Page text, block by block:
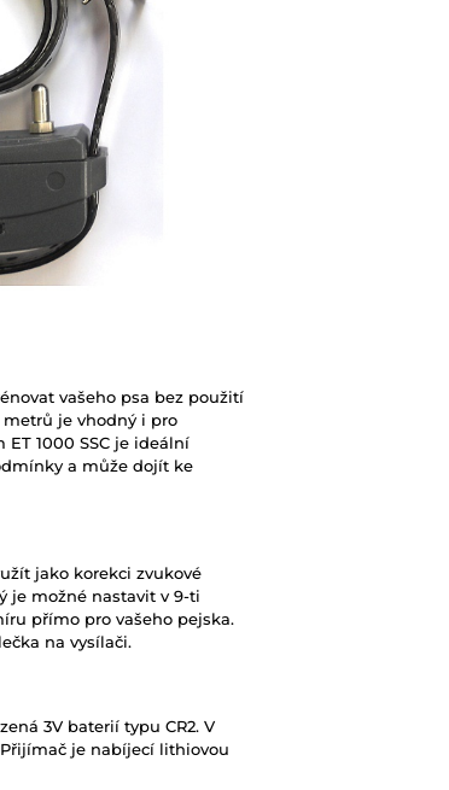
vašeho psa bez použití
metrů je vhodný i pro
1000 SSC je ideální
a může dojít ke
jako korekci zvukové
je možné nastavit v 9-ti
přímo pro vašeho pejska.
na vysílači.
3V baterií typu CR2. V
je nabíjecí lithiovou